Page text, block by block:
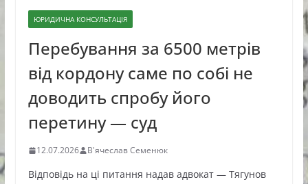
ЮРИДИЧНА КОНСУЛЬТАЦІЯ
Перебування за 6500 метрів
від кордону саме по собі не
доводить спробу його
перетину — суд
12.07.2026 В'ячеслав Семенюк
Відповідь на ці питання надав адвокат — Тягунов